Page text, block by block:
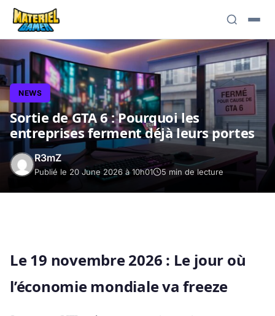
NEWS
Sortie de GTA 6 : Pourquoi les
entreprises ferment déjà leurs portes
R3mZ
Publié le 20 June 2026 à 10h01 5 min de lecture
Le 19 novembre 2026 : Le jour où
l’économie mondiale va freeze